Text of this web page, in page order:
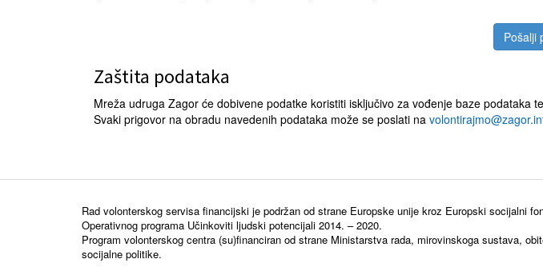
Zaštita podataka
Mreža udruga Zagor će dobivene podatke koristiti isključivo za vođenje baze podataka
Svaki prigovor na obradu navedenih podataka može se poslati na
Rad volonterskog servisa financijski je podržan od strane Europske unije kroz Europski socijalni
Operativnog programa Učinkoviti ljudski potencijali 2014. – 2020.
Program volonterskog centra (su)financiran od strane Ministarstva rada, mirovinskoga sustava,
socijalne politike.